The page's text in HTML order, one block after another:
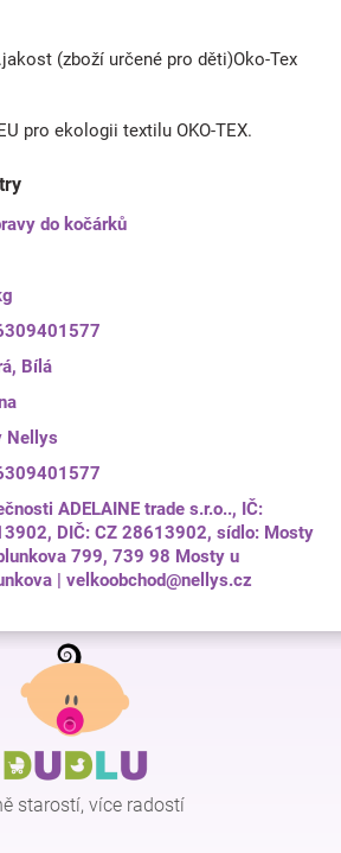
(zboží určené pro děti)Oko-Tex
pro ekologii textilu OKO-TEX.
do kočárků
, Bílá
Nellys
ADELAINE trade s.r.o.., IČ:
DIČ: CZ 28613902, sídlo: Mosty
799, 739 98 Mosty u
| velkoobchod@nellys.cz
starostí, více radostí